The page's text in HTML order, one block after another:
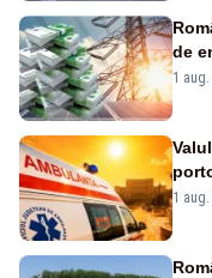
de
1
1 aug.